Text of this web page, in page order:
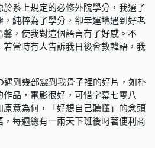
系上規定的必修外院學分，我選了
純粹為了學分，卻幸運地遇到好老
，使我對這個語言有了好感。不
當時有人告訴我日後會教韓語，我
到幾部震到我骨子裡的好片，如朴
品，電影很好，可惜字幕七零八
意為何，「好想自己聽懂」的念頭
每週總有一兩天下班後叼著便利商